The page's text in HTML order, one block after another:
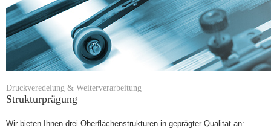
Druckveredelung & Weiterverarbeitung
Strukturprägung
Wir bieten Ihnen drei Oberflächenstrukturen in geprägter Qualität an: